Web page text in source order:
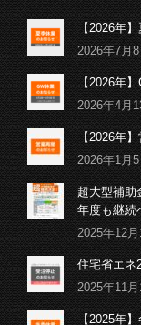
【2026年
2026年7月
【2026年
2026年4月
【2026年
2026年1月
超大型補助
年度も継続
2025年12
住宅省エネ
2025年11
【2025年